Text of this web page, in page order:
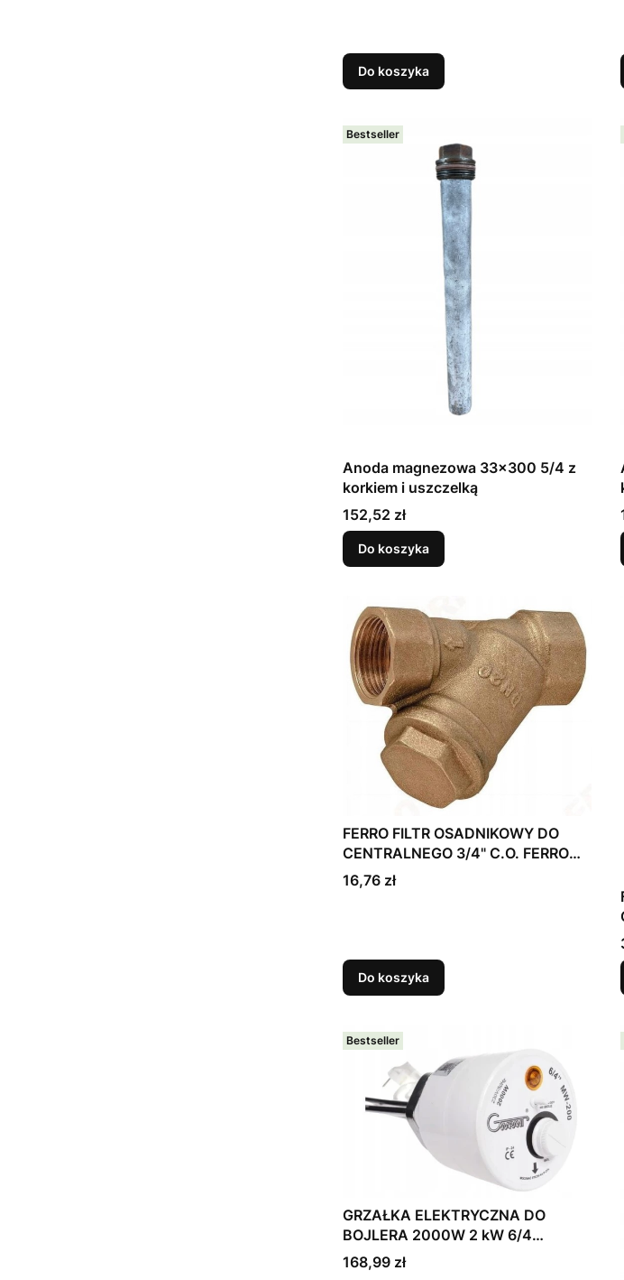
Do koszyka
Bestseller
Anoda magnezowa 33x300 5/4 z
korkiem i uszczelką
Cena
152,52 zł
Do koszyka
FERRO FILTR OSADNIKOWY DO
CENTRALNEGO 3/4" C.O. FERRO
KELLER
Cena
16,76 zł
Do koszyka
Bestseller
GRZAŁKA ELEKTRYCZNA DO
BOJLERA 2000W 2 kW 6/4
Gwarant z termostatem
Cena
168,99 zł